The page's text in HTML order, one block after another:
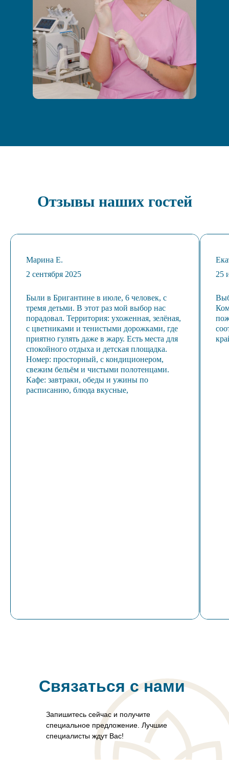
Отзывы наших гостей
Марина Е.
2 сентября 2025
Были в Бригантине в июле, 6 человек, с
тремя детьми. В этот раз мой выбор нас
порадовал. Территория: ухоженная, зелёная,
с цветниками и тенистыми дорожками, где
приятно гулять даже в жару. Есть места для
спокойного отдыха и детская площадка.
Номер: просторный, с кондиционером,
свежим бельём и чистыми полотенцами.
Кафе: завтраки, обеды и ужины по
расписанию, блюда вкусные,
25
Связаться с нами
Запишитесь сейчас и получите
специальное предложение. Лучшие
специалисты ждут Вас!